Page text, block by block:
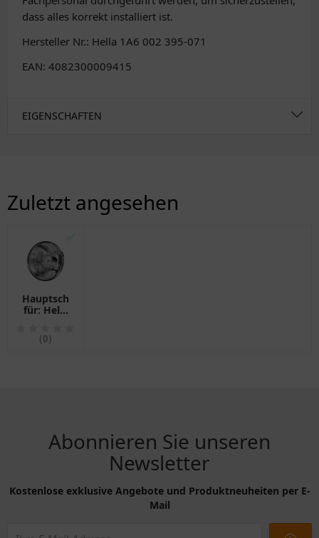
dass alles korrekt installiert ist.
Hersteller Nr.: Hella 1A6 002 395-071
EAN: 4082300009415
EIGENSCHAFTEN
Zuletzt angesehen
✅
Hauptscheinwerfer
für: Hella
rechts
(0)
Abonnieren Sie unseren
Newsletter
Kostenlose exklusive Angebote und Produktneuheiten per E-
Mail